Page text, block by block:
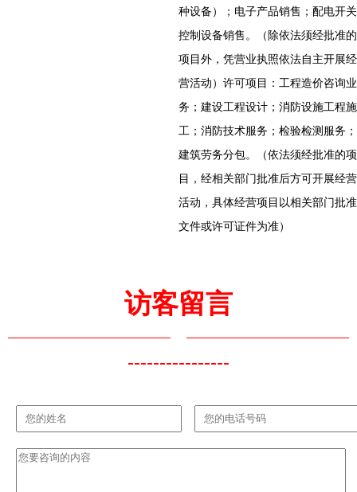
种设备）；电子产品销售；配电开关
控制设备销售。（除依法须经批准的
项目外，凭营业执照依法自主开展经
营活动）许可项目：工程造价咨询业
务；建设工程设计；消防设施工程施
工；消防技术服务；检验检测服务；
建筑劳务分包。（依法须经批准的项
目，经相关部门批准后方可开展经营
活动，具体经营项目以相关部门批准
文件或许可证件为准）
访客留言
----------------